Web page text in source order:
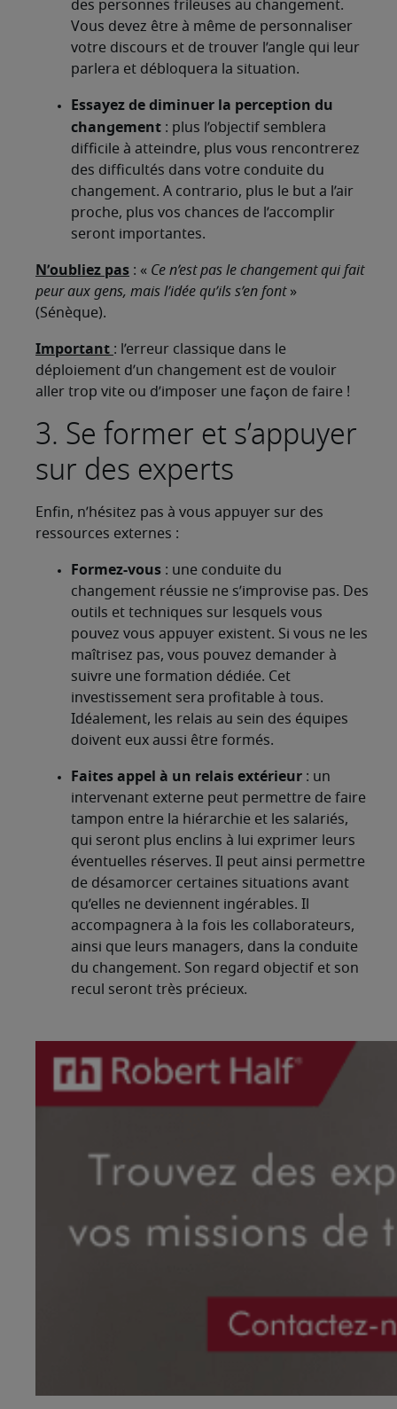
des personnes frileuses au changement.
Vous devez être à même de personnaliser
votre discours et de trouver l’angle qui leur
parlera et débloquera la situation.
Essayez de diminuer la perception du
changement : plus l’objectif semblera
difficile à atteindre, plus vous rencontrerez
des difficultés dans votre conduite du
changement. A contrario, plus le but a l’air
proche, plus vos chances de l’accomplir
seront importantes.
N’oubliez pas : « Ce n’est pas le changement qui fait
peur aux gens, mais l’idée qu’ils s’en font »
(Sénèque).
Important : l’erreur classique dans le
déploiement d’un changement est de vouloir
aller trop vite ou d’imposer une façon de faire !
3. Se former et s’appuyer
sur des experts
Enfin, n’hésitez pas à vous appuyer sur des
ressources externes :
Formez-vous : une conduite du
changement réussie ne s’improvise pas. Des
outils et techniques sur lesquels vous
pouvez vous appuyer existent. Si vous ne les
maîtrisez pas, vous pouvez demander à
suivre une formation dédiée. Cet
investissement sera profitable à tous.
Idéalement, les relais au sein des équipes
doivent eux aussi être formés.
Faites appel à un relais extérieur : un
intervenant externe peut permettre de faire
tampon entre la hiérarchie et les salariés,
qui seront plus enclins à lui exprimer leurs
éventuelles réserves. Il peut ainsi permettre
de désamorcer certaines situations avant
qu’elles ne deviennent ingérables. Il
accompagnera à la fois les collaborateurs,
ainsi que leurs managers, dans la conduite
du changement. Son regard objectif et son
recul seront très précieux.